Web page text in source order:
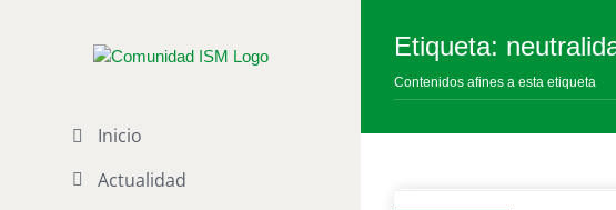
Inicio
Actualidad
Etiqueta:
Contenidos afines a esta etiqueta